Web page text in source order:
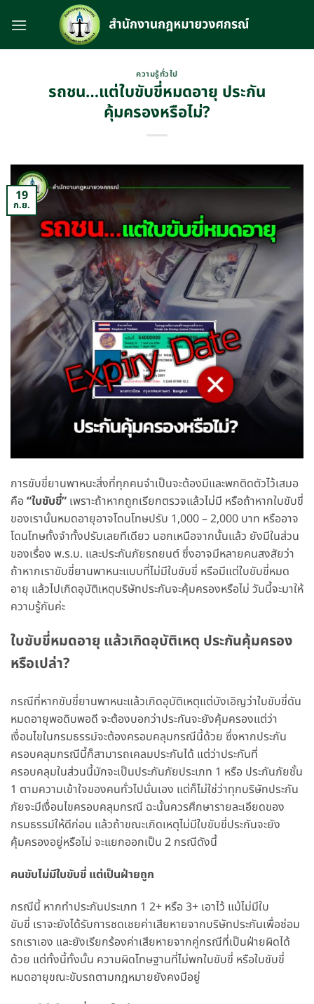
ความรู้ทั่วไป
รถชน…แต่ใบขับขี่หมดอายุ ประกัน
คุ้มครองหรือไม่?
19
ก.ย.
การขับขี่ยานพาหนะสิ่งที่ทุกคนจำเป็นจะต้องมีและพกติดตัวไว้เสมอ
คือ“ใบขับขี่” เพราะถ้าหากถูกเรียกตรวจแล้วไม่มี หรือถ้าหากใบขับขี่
ของเรานั้นหมดอายุอาจโดนโทษปรับ 1,000 – 2,000 บาท หรืออาจ
โดนโทษทั้งจำทั้งปรับเลยทีเดียว นอกเหนือจากนั้นแล้ว ยังมีในส่วน
ของเรื่อง พ.ร.บ. และประกันภัยรถยนต์ ซึ่งอาจมีหลายคนสงสัยว่า
ถ้าหากเราขับขี่ยานพาหนะแบบที่ไม่มีใบขับขี่ หรือมีแต่ใบขับขี่หมด
อายุ แล้วไปเกิดอุบัติเหตุบริษัทประกันจะคุ้มครองหรือไม่ วันนี้จะมาให้
ความรู้กันค่ะ
ใบขับขี่หมดอายุ แล้วเกิดอุบัติเหตุ ประกันคุ้มครอง
หรือเปล่า?
กรณีที่หากขับขี่ยานพาหนะแล้วเกิดอุบัติเหตุแต่บังเอิญว่าใบขับขี่ดัน
หมดอายุพอดิบพอดี จะต้องบอกว่าประกันจะยังคุ้มครองแต่ว่า
เงื่อนไขในกรมธรรม์จะต้องครอบคลุมกรณีนี้ด้วย ซึ่งหากประกัน
ครอบคลุมกรณีนี้ก็สามารถเคลมประกันได้ แต่ว่าประกันที่
ครอบคลุมในส่วนนี้มักจะเป็นประกันภัยประเภท 1 หรือ ประกันภัยชั้น
1 ตามความเข้าใจของคนทั่วไปนั่นเอง แต่ก็ไม่ใช่ว่าทุกบริษัทประกัน
ภัยจะมีเงื่อนไขครอบคลุมกรณี ฉะนั้นควรศึกษารายละเอียดของ
กรมธรรม์ให้ดีก่อน แล้วถ้าขณะเกิดเหตุไม่มีใบขับขี่ประกันจะยัง
คุ้มครองอยู่หรือไม่ จะแยกออกเป็น 2 กรณีดังนี้
คนขับไม่มีใบขับขี่ แต่เป็นฝ่ายถูก
กรณีนี้ หากทำประกันประเภท 1 2+ หรือ 3+ เอาไว้ แม้ไม่มีใบ
ขับขี่ เราจะยังได้รับการชดเชยค่าเสียหายจากบริษัทประกันเพื่อซ่อม
รถเราเอง และยังเรียกร้องค่าเสียหายจากคู่กรณีที่เป็นฝ่ายผิดได้
ด้วย แต่ทั้งนี้ทั้งนั้น ความผิดโทษฐานที่ไม่พกใบขับขี่ หรือใบขับขี่
หมดอายุขณะขับรถตามกฎหมายยังคงมีอยู่